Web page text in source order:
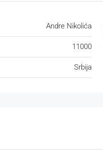
Andre Nikolića
11000
Srbija